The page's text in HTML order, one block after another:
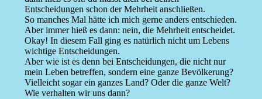
Entscheidungen schon der Mehrheit anschließen.
So manches Mal hätte ich mich gerne anders entschieden.
Aber immer hieß es dann: nein, die Mehrheit entscheidet.
Okay! In diesem Fall ging es natürlich nicht um Lebens
wichtige Entscheidungen.
Aber wie ist es denn bei Entscheidungen, die nicht nur
mein Leben betreffen, sondern eine ganze Bevölkerung?
Vielleicht sogar ein ganzes Land? Oder die ganze Welt?
Wie verhalten wir uns dann?